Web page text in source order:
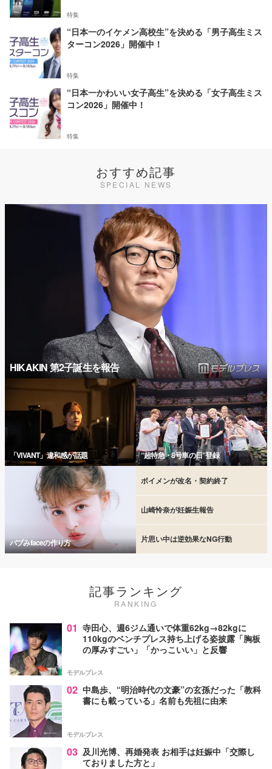
特集
“日本一のイケメン高校生”を決める「男子高生ミス
ターコン2026」開催中！
特集
“日本一かわいい女子高生”を決める「女子高生ミス
コン2026」開催中！
特集
おすすめ記事
SPECIAL NEWS
HIKAKIN 第2子誕生を報告
「VIVANT」違和感が話題 “超特急・8号車の日”登録
バブみfaceの作り方
ボイメンが改名・契約終了
山崎怜奈が妊娠生報告
片思い中は逆効果なNG行動
記事ランキング
RANKING
01 寺田心、週6ジム通いで体重62kg→82kgに
110kgのベンチプレス持ち上げる姿披露「胸板
の厚みすごい」「かっこいい」と反響
モデルプレス
02 中島歩、“明治時代の文豪”の玄孫だった「教科
書にも載っている」名前も先祖に由来
モデルプレス
03 及川光博、再婚発表 お相手は妊娠中「交際し
ておりました方と」